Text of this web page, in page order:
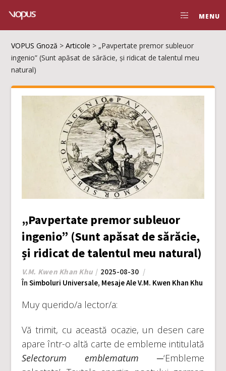
MENU
VOPUS Gnoză >Articole > „Pavpertate premor subleuor
ingenio” (Sunt apăsat de sărăcie, și ridicat de talentul meu
natural)
„Pavpertate premor subleuor
ingenio” (Sunt apăsat de sărăcie,
și ridicat de talentul meu natural)
V.M. Kwen Khan Khu
2025-08-30
În Simboluri Universale, Mesaje Ale V.M. Kwen Khan Khu
Muy querido/a lector/a:
Vă trimit, cu această ocazie, un desen care
apare într-o altă carte de embleme intitulată
Selectorum emblematum ─‘Embleme